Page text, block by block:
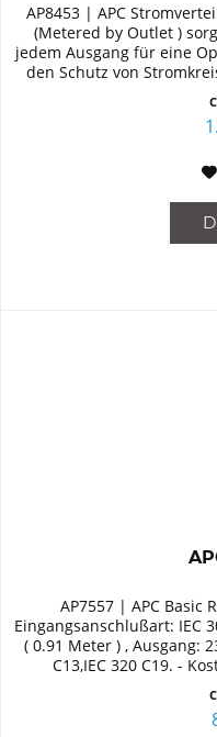
AP8453 | APC
(Metered by Outlet )
jedem Ausgang für eine
den Schutz von
AP7557 | APC Basic
Eingangsanschlußart: IEC
( 0.91 Meter ) , Ausgang:
C13,IEC 320 C19. -